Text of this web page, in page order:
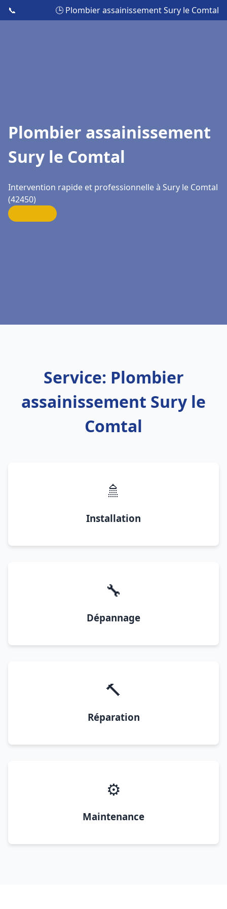
📞 🕒 Plombier assainissement Sury le Comtal
Plombier assainissement
Sury le Comtal
Intervention rapide et professionnelle à Sury le Comtal
(42450)
Service: Plombier
assainissement Sury le
Comtal
🚿
Installation
🔧
Dépannage
🔨
Réparation
⚙️
Maintenance